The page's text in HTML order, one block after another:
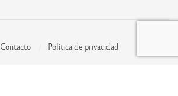
Contacto Política de privacidad